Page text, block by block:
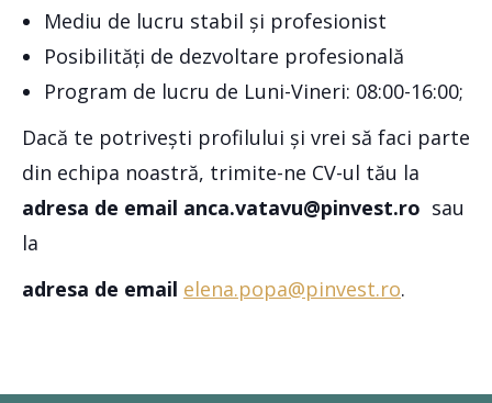
Mediu de lucru stabil și profesionist
Posibilități de dezvoltare profesională
Program de lucru de Luni-Vineri: 08:00-16:00;
Dacă te potrivești profilului și vrei să faci parte
din echipa noastră, trimite-ne CV-ul tău la
adresa de email anca.vatavu@pinvest.ro sau
la
adresa de email elena.popa@pinvest.ro.